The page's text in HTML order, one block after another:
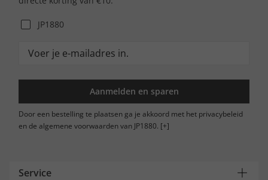
JP1880
Aanmelden en sparen
Door een bestelling te plaatsen ga je akkoord met het privacybeleid
en de algemene voorwaarden van JP1880. [+]
Service